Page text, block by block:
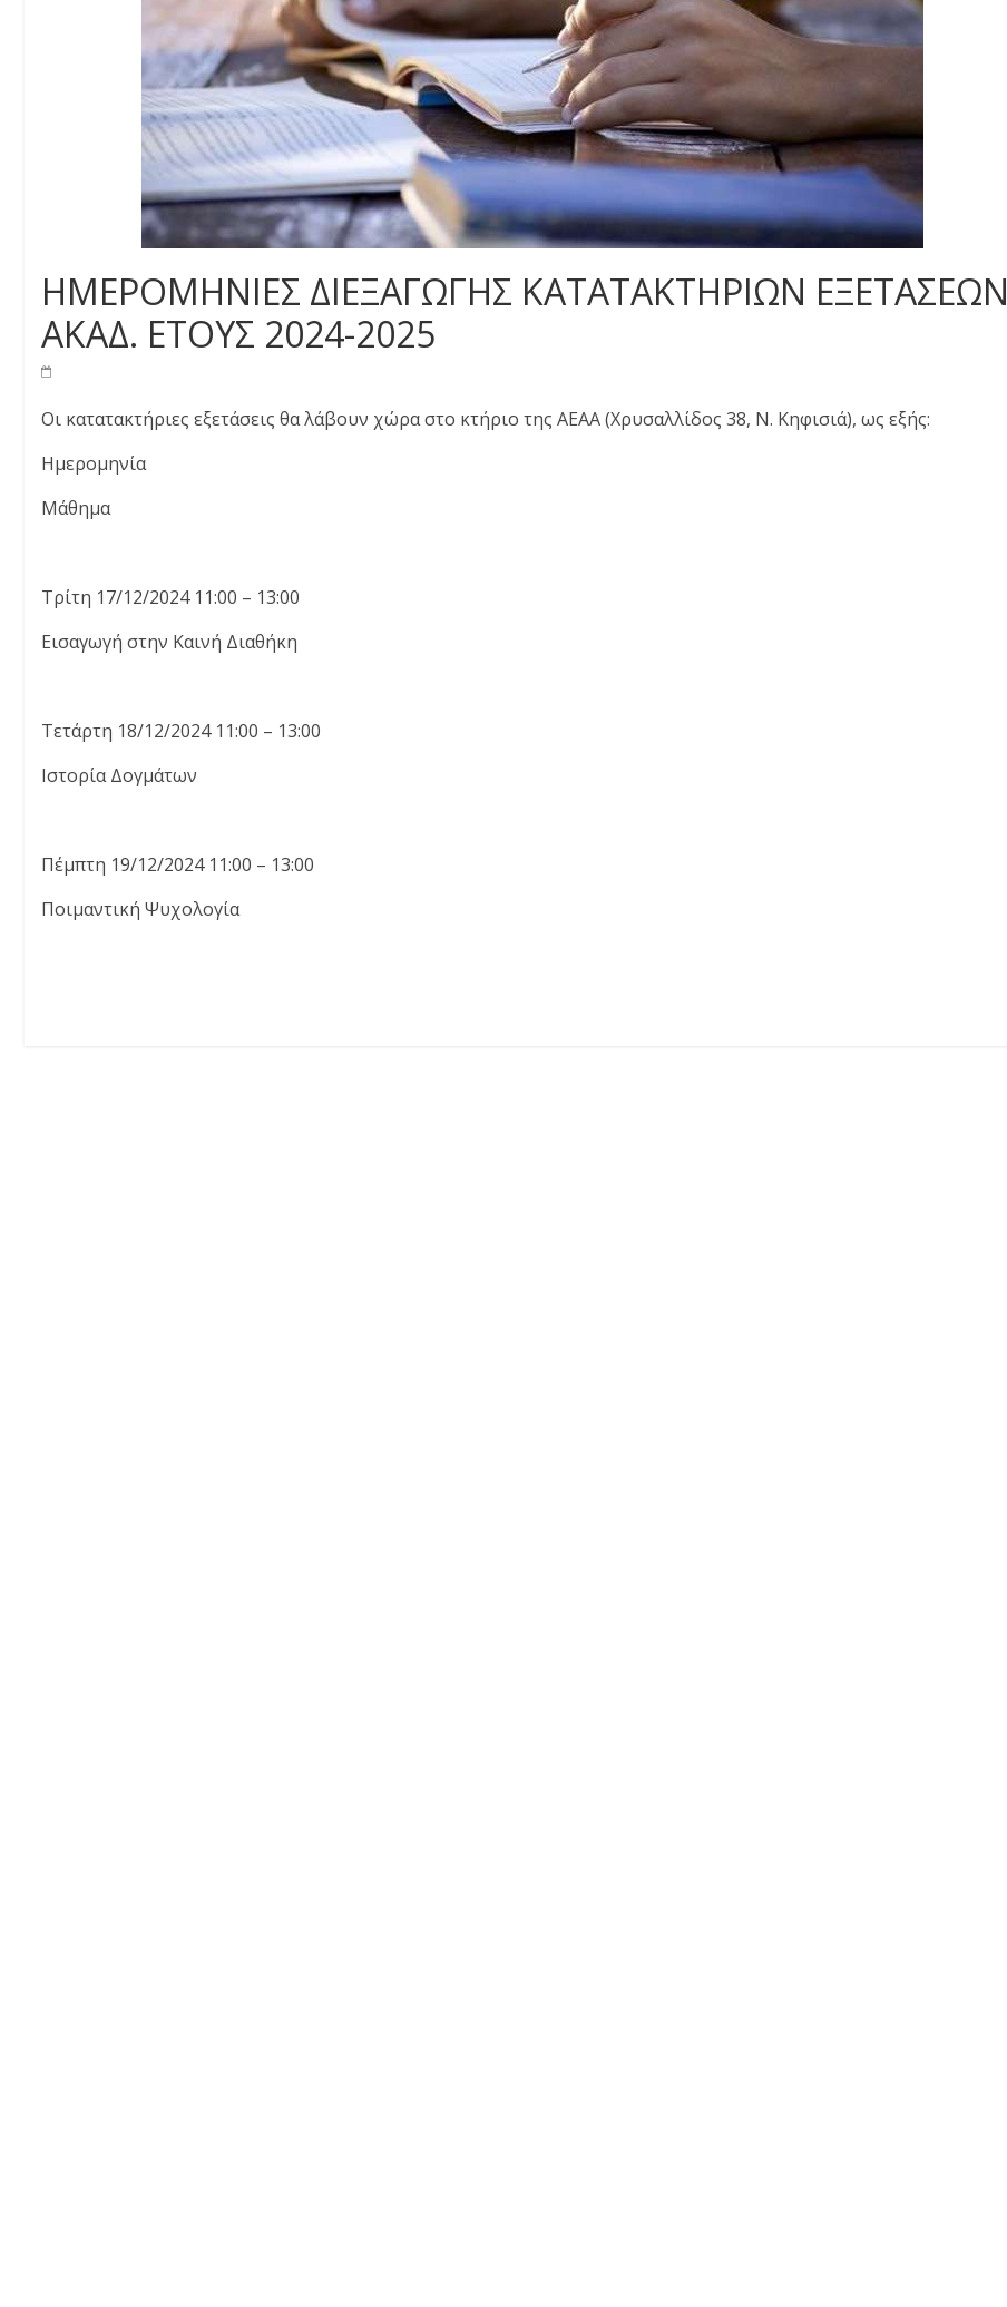
ΗΜΕΡΟΜΗΝΙΕΣ ΔΙΕΞΑΓΩΓΗΣ ΚΑΤΑΤΑΚΤΗΡΙΩΝ ΕΞΕΤΑΣΕΩΝ
ΑΚΑΔ. ΕΤΟΥΣ 2024-2025
Οι κατατακτήριες εξετάσεις θα λάβουν χώρα στο κτήριο της ΑΕΑΑ (Χρυσαλλίδος 38, Ν. Κηφισιά), ως εξής:
Ημερομηνία
Μάθημα
Τρίτη 17/12/2024 11:00 – 13:00
Εισαγωγή στην Καινή Διαθήκη
Τετάρτη 18/12/2024 11:00 – 13:00
Ιστορία Δογμάτων
Πέμπτη 19/12/2024 11:00 – 13:00
Ποιμαντική Ψυχολογία